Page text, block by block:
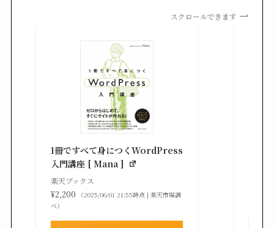
スクロールできます
1冊ですべて身につくWordPress
入門講座 [ Mana ]
楽天ブックス
¥2,200
（2025/06/01 21:55時点 | 楽天市場調
べ）